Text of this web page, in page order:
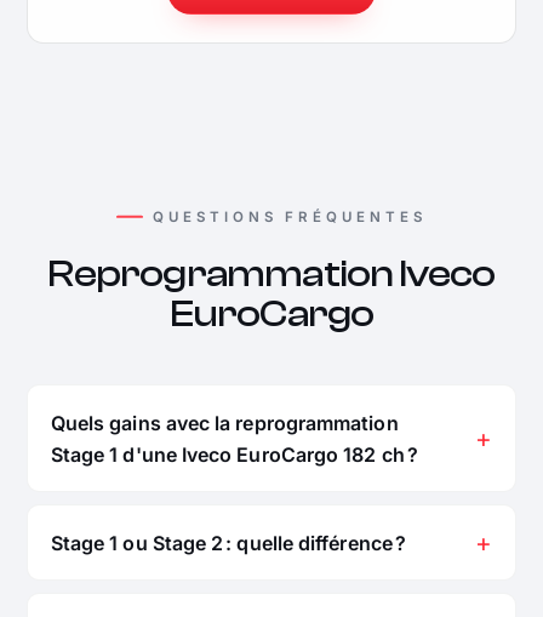
QUESTIONS FRÉQUENTES
Reprogrammation Iveco
EuroCargo
Quels gains avec la reprogrammation
Stage 1 d'une Iveco EuroCargo 182 ch ?
Stage 1 ou Stage 2 : quelle différence ?